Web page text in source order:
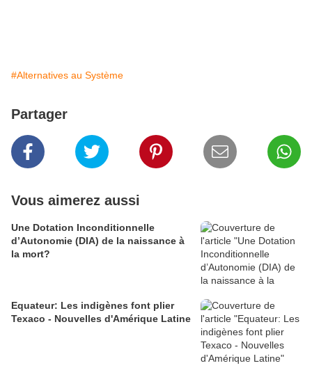
#Alternatives au Système
Partager
Vous aimerez aussi
Une Dotation Inconditionnelle
d’Autonomie (DIA) de la naissance à
la mort?
Equateur: Les indigènes font plier
Texaco - Nouvelles d'Amérique Latine